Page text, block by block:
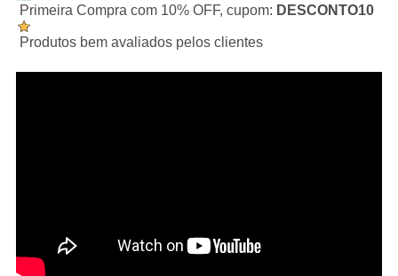
Primeira Compra com 10% OFF, cupom: DESCONTO10
Produtos bem avaliados pelos clientes